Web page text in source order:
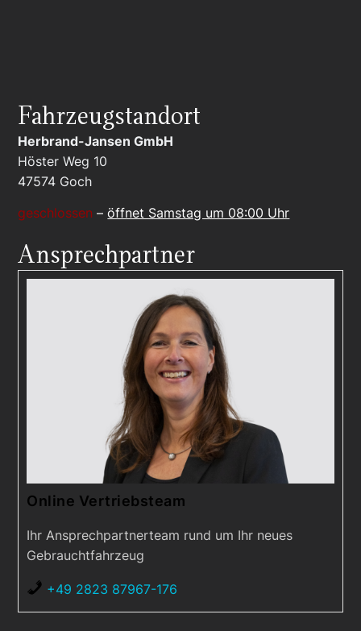
Fahrzeugstandort
Herbrand-Jansen GmbH
Höster Weg 10
47574 Goch
geschlossen –öffnet Samstag um 08:00 Uhr
Ansprechpartner
Online Vertriebsteam
Ihr Ansprechpartnerteam rund um Ihr neues
Gebrauchtfahrzeug
+49 2823 87967-176